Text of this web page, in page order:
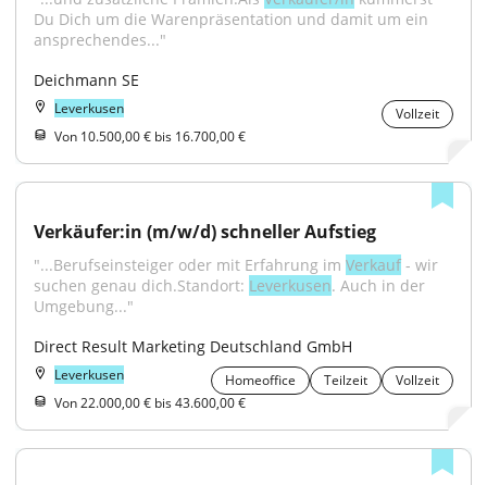
Du Dich um die Warenpräsentation und damit um ein
ansprechendes..."
Deichmann SE
Leverkusen
Vollzeit
Von 10.500,00 € bis 16.700,00 €
Verkäufer:in (m/w/d) schneller Aufstieg
"...Berufseinsteiger oder mit Erfahrung im Verkauf - wir
suchen genau dich.Standort: Leverkusen. Auch in der
Umgebung..."
Direct Result Marketing Deutschland GmbH
Leverkusen Homeoffice Teilzeit
Vollzeit
Von 22.000,00 € bis 43.600,00 €